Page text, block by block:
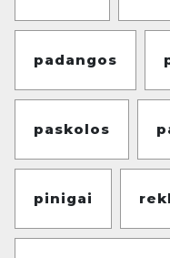
padangos
paskolos
pinigai